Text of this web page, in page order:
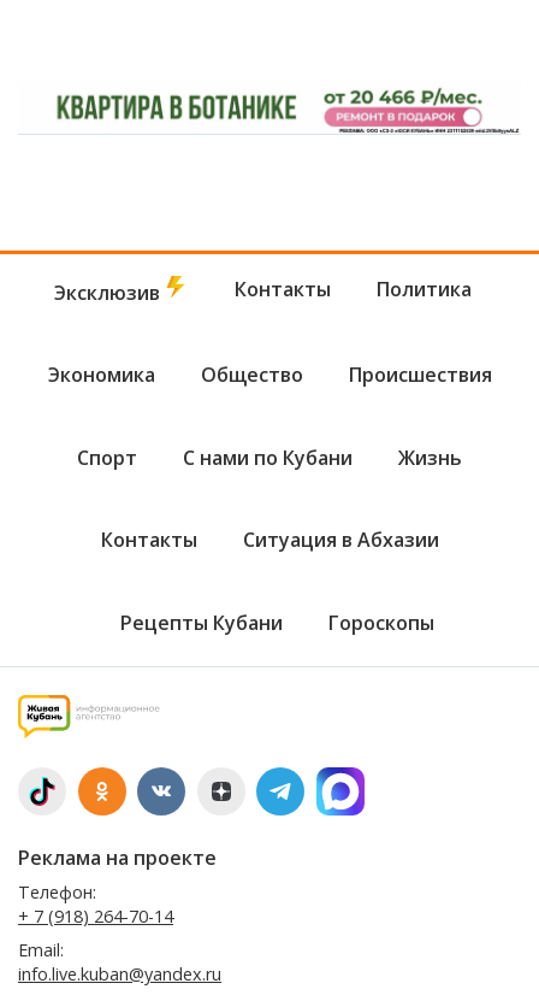
Эксклюзив Контакты Политика
Экономика Общество Происшествия
Спорт С нами по Кубани Жизнь
Контакты Ситуация в Абхазии
Рецепты Кубани Гороскопы
Реклама на проекте
Телефон:
+ 7 (918) 264-70-14
Email:
info.live.kuban@yandex.ru